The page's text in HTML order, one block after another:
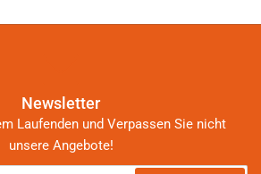
Newsletter
Laufenden und Verpassen Sie nicht
unsere Angebote!